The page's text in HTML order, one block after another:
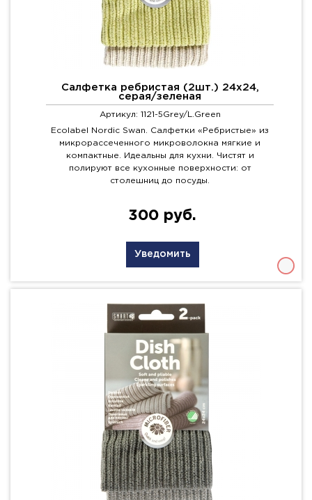
Салфетка ребристая (2шт.) 24х24,
серая/зеленая
Артикул: 1121-5Grey/L.Green
Ecolabel Nordic Swan. Салфетки «Ребристые» из
микрорассеченного микроволокна мягкие и
компактные. Идеальны для кухни. Чистят и
полируют все кухонные поверхности: от
столешниц до посуды.
300 руб.
Уведомить